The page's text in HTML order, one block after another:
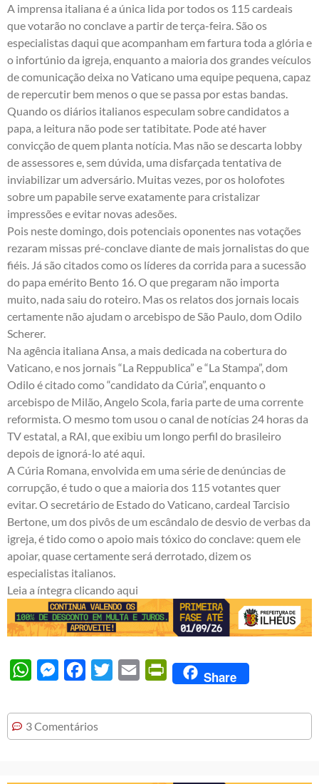
A imprensa italiana é a única lida por todos os 115 cardeais
que votarão no conclave a partir de terça-feira. São os
especialistas daqui que acompanham em fartura toda a glória e
o infortúnio da igreja, enquanto a maioria dos grandes veículos
de comunicação deixa no Vaticano uma equipe pequena, capaz
de repercutir bem menos o que se passa por estas bandas.
Quando os diários italianos especulam sobre candidatos a
papa, a leitura não pode ser tatibitate. Pode até haver
convicção de quem planta notícia. Mas não se descarta lobby
de assessores e, sem dúvida, uma disfarçada tentativa de
inviabilizar um adversário. Muitas vezes, por os holofotes
sobre um papabile serve exatamente para cristalizar
impressões e evitar novas adesões.
Pois neste domingo, dois potenciais oponentes nas votações
rezaram missas pré-conclave diante de mais jornalistas do que
fiéis. Já são citados como os líderes da corrida para a sucessão
do papa emérito Bento 16. O que pregaram não importa
muito, nada saiu do roteiro. Mas os relatos dos jornais locais
certamente não ajudam o arcebispo de São Paulo, dom Odilo
Scherer.
Na agência italiana Ansa, a mais dedicada na cobertura do
Vaticano, e nos jornais “La Reppublica” e “La Stampa”, dom
Odilo é citado como “candidato da Cúria”, enquanto o
arcebispo de Milão, Angelo Scola, faria parte de uma corrente
reformista. O mesmo tom usou o canal de notícias 24 horas da
TV estatal, a RAI, que exibiu um longo perfil do brasileiro
depois de ignorá-lo até aqui.
A Cúria Romana, envolvida em uma série de denúncias de
corrupção, é tudo o que a maioria dos 115 votantes quer
evitar. O secretário de Estado do Vaticano, cardeal Tarcisio
Bertone, um dos pivôs de um escândalo de desvio de verbas da
igreja, é tido como o apoio mais tóxico do conclave: quem ele
apoiar, quase certamente será derrotado, dizem os
especialistas italianos.
Leia a íntegra clicando aqui
WhatsAppMessengerFacebook
Twitter Email PrintFriendly
Share
3 Comentários